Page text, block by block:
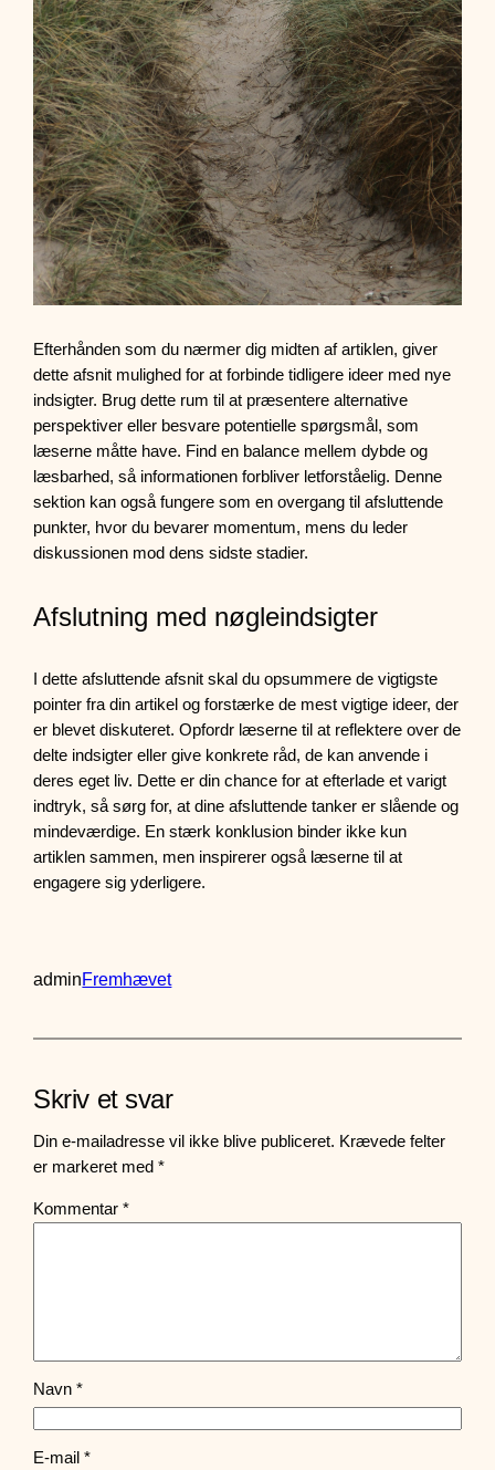
Efterhånden som du nærmer dig midten af artiklen, giver
dette afsnit mulighed for at forbinde tidligere ideer med nye
indsigter. Brug dette rum til at præsentere alternative
perspektiver eller besvare potentielle spørgsmål, som
læserne måtte have. Find en balance mellem dybde og
læsbarhed, så informationen forbliver letforståelig. Denne
sektion kan også fungere som en overgang til afsluttende
punkter, hvor du bevarer momentum, mens du leder
diskussionen mod dens sidste stadier.
Afslutning med nøgleindsigter
I dette afsluttende afsnit skal du opsummere de vigtigste
pointer fra din artikel og forstærke de mest vigtige ideer, der
er blevet diskuteret. Opfordr læserne til at reflektere over de
delte indsigter eller give konkrete råd, de kan anvende i
deres eget liv. Dette er din chance for at efterlade et varigt
indtryk, så sørg for, at dine afsluttende tanker er slående og
mindeværdige. En stærk konklusion binder ikke kun
artiklen sammen, men inspirerer også læserne til at
engagere sig yderligere.
adminFremhævet
Skriv et svar
Din e-mailadresse vil ikke blive publiceret. Krævede felter
er markeret med*
Kommentar*
Navn*
E-mail*